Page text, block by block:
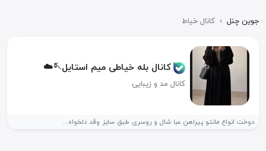
جوین چنل › کانال خیاط
کانال بله خیاطی میم استایل🪡☁️
کانال مد و زیبایی
دوخت انواع مانتو پیراهن عبا شال و روسری طبق سایز وقد دلخواه...